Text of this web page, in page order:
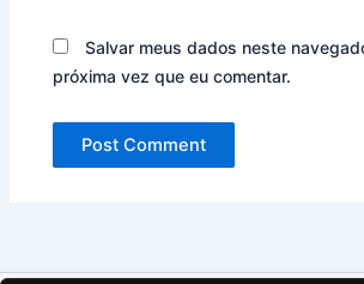
Salvar meus dados neste
próxima vez que eu comentar.